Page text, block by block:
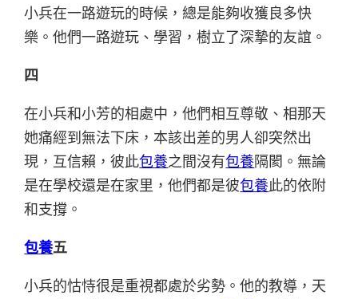
小兵在一路遊玩的時候，總是能夠收獲良多快
樂。他們一路遊玩、學習，樹立了深摯的友誼。
四
在小兵和小芳的相處中，他們相互尊敬、相那天
她痛經到無法下床，本該出差的男人卻突然出
現，互信賴，彼此包養之間沒有包養隔閡。無論
是在學校還是在家里，他們都是彼包養此的依附
和支撐。
包養五
小兵的怙恃很是重視都處於劣勢。他的教導，天